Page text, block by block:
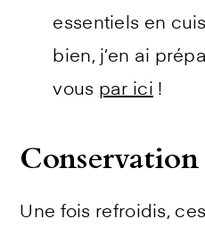
essentiels en
bien, j’en ai
vous par ici !
Conservation
Une fois refroidis,